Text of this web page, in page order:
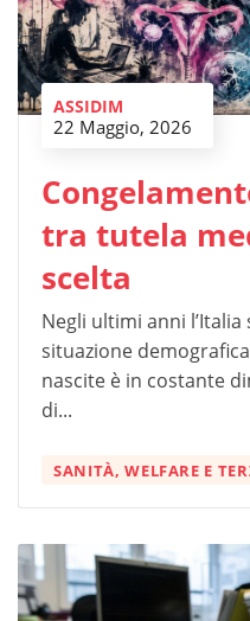
ASSIDIM
22 Maggio, 2026
tra tutela
scelta
Negli ultimi anni
situazione
nascite è in costante
di...
SANITÀ, WELFARE E